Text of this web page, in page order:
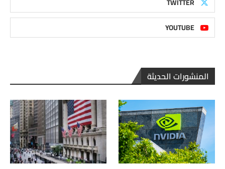
YOUTUBE
المنشورات الحديثة